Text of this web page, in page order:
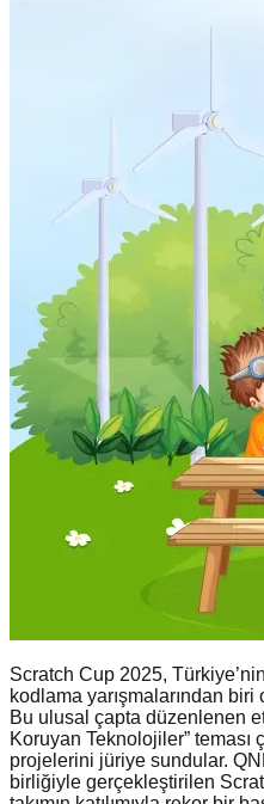
Scratch Cup 2025,
kodlama yarışmalarından
Bu ulusal çapta düzenlenen
Koruyan Teknolojiler”
projelerini jüriye sundular.
birliğiyle gerçekleştirilen